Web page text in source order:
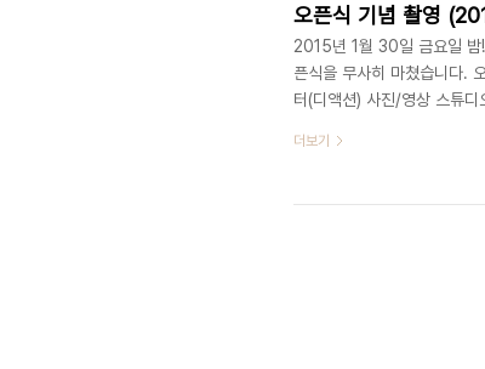
오픈식 기념 촬영
2015년 1월 30일 금요일 밤
픈식을 무사히 마쳤습니다.
터(디액션) 사진/영상 스튜
더보기